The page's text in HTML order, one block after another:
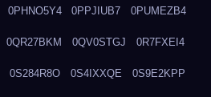
0PHNO5Y4 0PPJIUB7 0PUMEZB4
0QR27BKM 0QV0STGJ 0R7FXEI4
0S284R8O 0S4IXXQE 0S9E2KPP